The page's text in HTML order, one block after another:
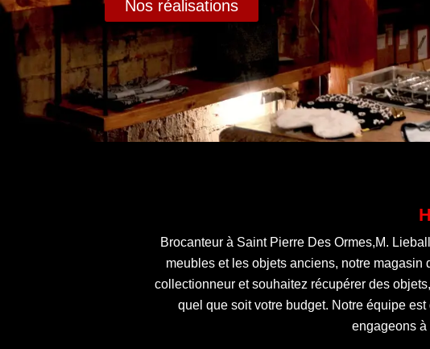
Nos réalisations
Brocanteur à Saint Pierre Des Ormes,M.
meubles et les objets anciens, notre
collectionneur et souhaitez récupérer des
quel que soit votre budget. Notre équipe
engageons à